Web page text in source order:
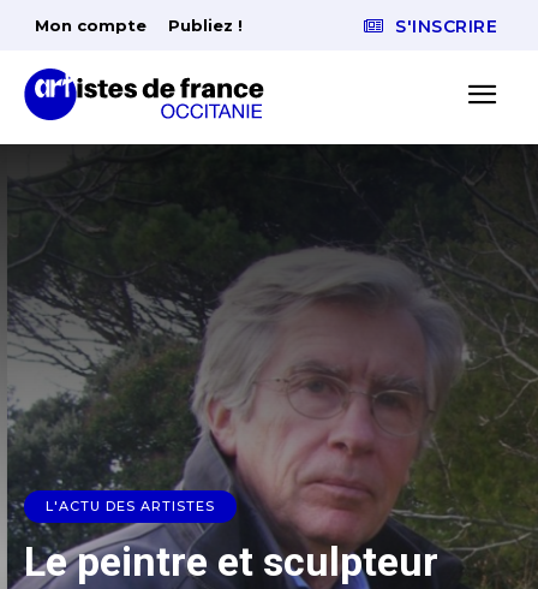
Mon compte Publiez ! S'INSCRIRE
L'ACTU DES ARTISTES
Le peintre et sculpteur